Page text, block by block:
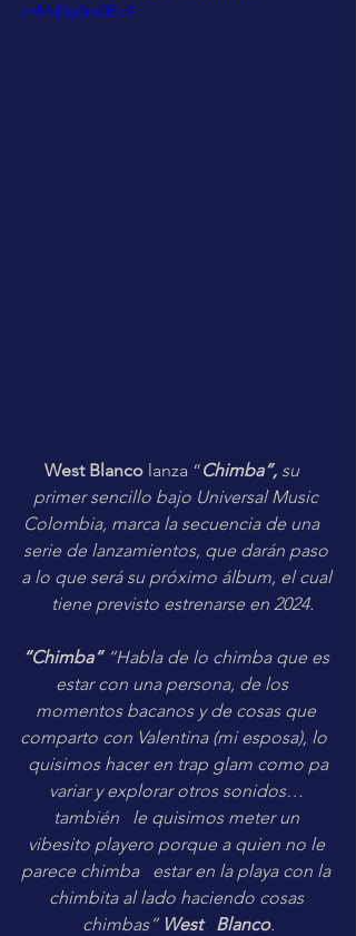
v=MvDg8re0BcA
West Blanco lanza “Chimba”, su
primer sencillo bajo Universal Music
Colombia, marca la secuencia de una
serie de lanzamientos, que darán paso
a lo que será su próximo álbum, el cual
  tiene previsto estrenarse en 2024.
“Chimba” “Habla de lo chimba que es
estar con una persona, de los
momentos bacanos y de cosas que
comparto con Valentina (mi esposa), lo
quisimos hacer en trap glam como pa
variar y explorar otros sonidos…
también   le quisimos meter un
vibesito playero porque a quien no le
parece chimba   estar en la playa con la
chimbita al lado haciendo cosas
chimbas” West   Blanco.